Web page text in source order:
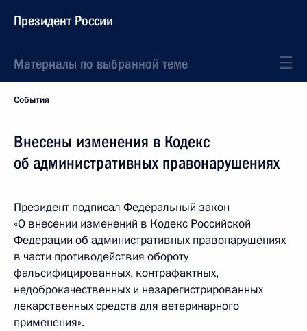
Президент России
Материалы по выбранной теме
События
Внесены изменения в Кодекс
об административных правонарушениях
Президент подписал Федеральный закон
«О внесении изменений в Кодекс Российской
Федерации об административных правонарушениях
в части противодействия обороту
фальсифицированных, контрафактных,
недоброкачественных и незарегистрированных
лекарственных средств для ветеринарного
применения».